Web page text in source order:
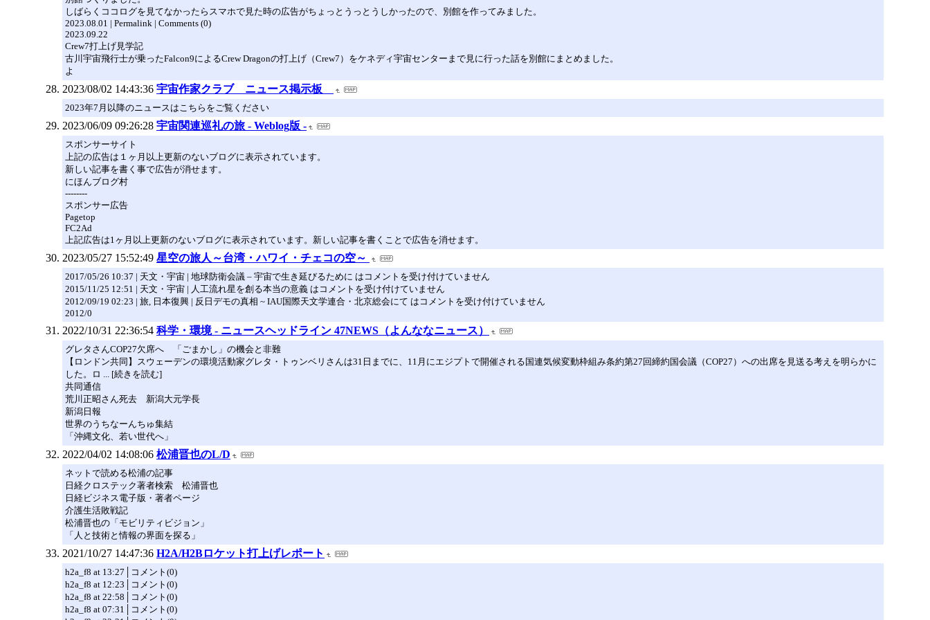
しばらくココログを見てなかったらスマホで見た時の広告がちょっとうっとうしかったので、別館を作ってみました。
2023.08.01 | Permalink | Comments (0)
2023.09.22
Crew7打上げ見学記
古川宇宙飛行士が乗ったFalcon9によるCrew Dragonの打上げ（Crew7）をケネディ宇宙センターまで見に行った話を別館にまとめました。
よ
2023/08/02 14:43:36 宇宙作家クラブ ニュース掲示板
2023年7月以降のニュースはこちらをご覧ください
2023/06/09 09:26:28 宇宙関連巡礼の旅 - Weblog版 -
スポンサーサイト
上記の広告は１ヶ月以上更新のないブログに表示されています。
新しい記事を書く事で広告が消せます。
にほんブログ村
--------
スポンサー広告
Pagetop
FC2Ad
上記広告は1ヶ月以上更新のないブログに表示されています。新しい記事を書くことで広告を消せます。
2023/05/27 15:52:49 星空の旅人～台湾・ハワイ・チェコの空～
2017/05/26 10:37 | 天文・宇宙 | 地球防衛会議 – 宇宙で生き延びるために はコメントを受け付けていません
2015/11/25 12:51 | 天文・宇宙 | 人工流れ星を創る本当の意義 はコメントを受け付けていません
2012/09/19 02:23 | 旅, 日本復興 | 反日デモの真相 ~ IAU国際天文学連合・北京総会にて はコメントを受け付けていません
2012/0
2022/10/31 22:36:54 科学・環境 - ニュースヘッドライン 47NEWS（よんななニュース）
グレタさんCOP27欠席へ 「ごまかし」の機会と非難
【ロンドン共同】スウェーデンの環境活動家グレタ・トゥンベリさんは31日までに、11月にエジプトで開催される国連気候変動枠組み条約第27回締約国会議（COP27）への出席を見送る考えを明らかに
した。ロ ... [続きを読む]
共同通信
荒川正昭さん死去 新潟大元学長
新潟日報
世界のうちなーんちゅ集結
「沖縄文化、若い世代へ」
2022/04/02 14:08:06 松浦晋也のL/D
ネットで読める松浦の記事
日経クロステック著者検索 松浦晋也
日経ビジネス電子版・著者ページ
介護生活敗戦記
松浦晋也の「モビリティビジョン」
「人と技術と情報の界面を探る」
2021/10/27 14:47:36 H2A/H2Bロケット打上げレポート
h2a_f8 at 13:27│コメント(0)
h2a_f8 at 12:23│コメント(0)
h2a_f8 at 22:58│コメント(0)
h2a_f8 at 07:31│コメント(0)